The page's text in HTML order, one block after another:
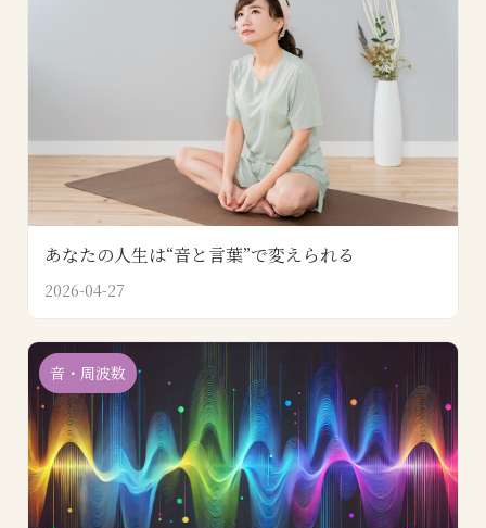
あなたの人生は“音と言葉”で変えられる
2026-04-27
音・周波数